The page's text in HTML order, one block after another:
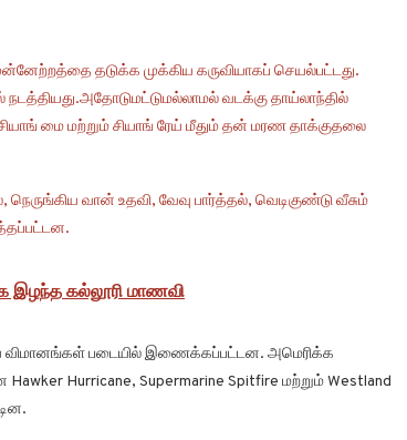
தடுக்க முக்கிய கருவியாகப் செயல்பட்டது.
வடக்கு தாய்லாந்தில்
மை மற்றும் சியாங் ரேய் மீதும் தன் மரண தாக்குதலை
வான் உதவி, வேவு பார்த்தல், வெடிகுண்டு வீசும்
இழந்த கல்லூரி மாணவி
விமானங்கள் படையில் இணைக்கப்பட்டன. அமெரிக்க
Hawker Hurricane, Supermarine Spitfire மற்றும் Westland